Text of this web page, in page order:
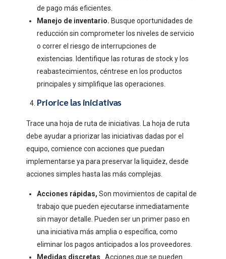
de pago más eficientes.
Manejo de inventario. Busque oportunidades de
reducción sin comprometer los niveles de servicio
o correr el riesgo de interrupciones de
existencias. Identifique las roturas de stock y los
reabastecimientos, céntrese en los productos
principales y simplifique las operaciones.
Priorice las iniciativas
Trace una hoja de ruta de iniciativas. La hoja de ruta
debe ayudar a priorizar las iniciativas dadas por el
equipo, comience con acciones que puedan
implementarse ya para preservar la liquidez, desde
acciones simples hasta las más complejas.
Acciones rápidas,Son movimientos de capital de
trabajo que pueden ejecutarse inmediatamente
sin mayor detalle. Pueden ser un primer paso en
una iniciativa más amplia o específica, como
eliminar los pagos anticipados a los proveedores.
Medidas discretas . Acciones que se pueden